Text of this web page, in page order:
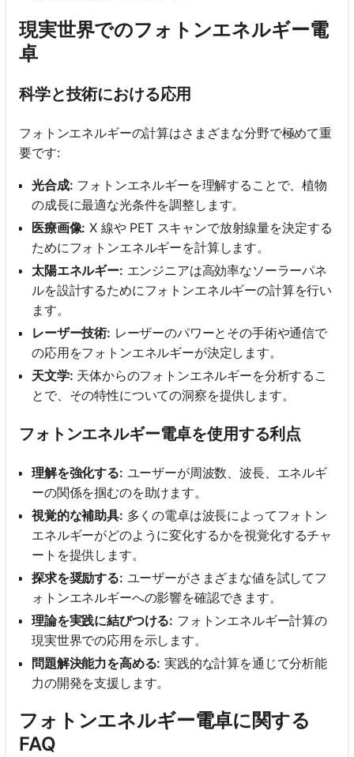
現実世界でのフォトンエネルギー電
卓
科学と技術における応用
フォトンエネルギーの計算はさまざまな分野で極めて重
要です:
光合成: フォトンエネルギーを理解することで、植物
の成長に最適な光条件を調整します。
医療画像: X 線や PET スキャンで放射線量を決定する
ためにフォトンエネルギーを計算します。
太陽エネルギー: エンジニアは高効率なソーラーパネ
ルを設計するためにフォトンエネルギーの計算を行い
ます。
レーザー技術: レーザーのパワーとその手術や通信で
の応用をフォトンエネルギーが決定します。
天文学: 天体からのフォトンエネルギーを分析するこ
とで、その特性についての洞察を提供します。
フォトンエネルギー電卓を使用する利点
理解を強化する: ユーザーが周波数、波長、エネルギ
ーの関係を掴むのを助けます。
視覚的な補助具: 多くの電卓は波長によってフォトン
エネルギーがどのように変化するかを視覚化するチャ
ートを提供します。
探求を奨励する: ユーザーがさまざまな値を試してフ
ォトンエネルギーへの影響を確認できます。
理論を実践に結びつける: フォトンエネルギー計算の
現実世界での応用を示します。
問題解決能力を高める: 実践的な計算を通じて分析能
力の開発を支援します。
フォトンエネルギー電卓に関する
FAQ